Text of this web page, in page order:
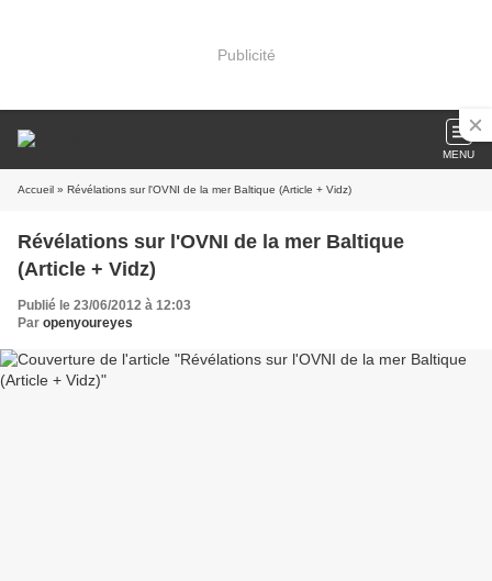
Publicité
MENU
Accueil » Révélations sur l'OVNI de la mer Baltique (Article + Vidz)
Révélations sur l'OVNI de la mer Baltique
(Article + Vidz)
Publié le 23/06/2012 à 12:03
Par openyoureyes